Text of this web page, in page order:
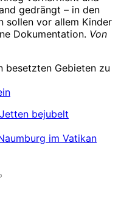
gedrängt – in den
sollen vor allem Kinder
Dokumentation. Von
besetzten Gebieten zu
bejubelt
im Vatikan